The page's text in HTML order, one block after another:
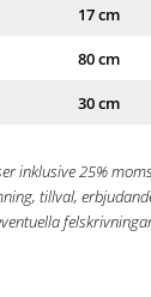
17 cm
80 cm
30 cm
inklusive 25%
tillval,